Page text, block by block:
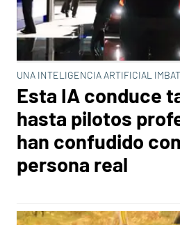
UNA INTELIGENCIA ARTIFICIAL
Esta IA conduce
hasta pilotos
han confudido
persona real